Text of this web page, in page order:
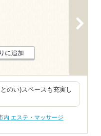
に追加
のい)スペースも充実し
内 エステ・マッサージ